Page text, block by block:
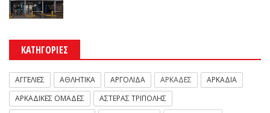
ΚΑΤΗΓΟΡΙΕΣ
ΑΓΓΕΛΙΕΣ ΑΘΛΗΤΙΚΑ ΑΡΓΟΛΙΔΑ ΑΡΚΑΔΕΣ
ΑΡΚΑΔΙΑ
ΑΡΚΑΔΙΚΕΣ ΟΜΑΔΕΣ
ΑΣΤΕΡΑΣ ΤΡΙΠΟΛΗΣ